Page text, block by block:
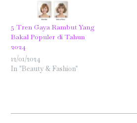
5 Tren Gaya Rambut Yang
Bakal Populer di Tahun
2024
12/01/2024
In "Beauty & Fashion"